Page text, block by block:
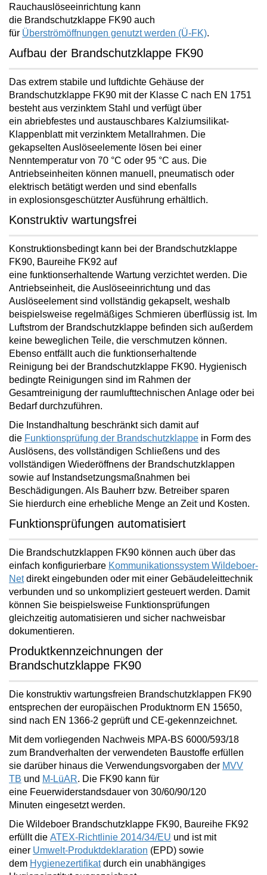
Rauchauslöseeinrichtung kann
die Brandschutzklappe FK90 auch
für Überströmöffnungen genutzt werden (Ü-FK).
Aufbau der Brandschutzklappe FK90
Das extrem stabile und luftdichte Gehäuse der
Brandschutzklappe FK90 mit der Klasse C nach EN 1751
besteht aus verzinktem Stahl und verfügt über
ein abriebfestes und austauschbares Kalziumsilikat-
Klappenblatt mit verzinktem Metallrahmen. Die
gekapselten Auslöseelemente lösen bei einer
Nenntemperatur von 70 °C oder 95 °C aus. Die
Antriebseinheiten können manuell, pneumatisch oder
elektrisch betätigt werden und sind ebenfalls
in explosionsgeschützter Ausführung erhältlich.
Konstruktiv wartungsfrei
Konstruktionsbedingt kann bei der Brandschutzklappe
FK90, Baureihe FK92 auf
eine funktionserhaltende Wartung verzichtet werden. Die
Antriebseinheit, die Auslöseeinrichtung und das
Auslöseelement sind vollständig gekapselt, weshalb
beispielsweise regelmäßiges Schmieren überflüssig ist. Im
Luftstrom der Brandschutzklappe befinden sich außerdem
keine beweglichen Teile, die verschmutzen können.
Ebenso entfällt auch die funktionserhaltende
Reinigung bei der Brandschutzklappe FK90. Hygienisch
bedingte Reinigungen sind im Rahmen der
Gesamtreinigung der raumlufttechnischen Anlage oder bei
Bedarf durchzuführen.
Die Instandhaltung beschränkt sich damit auf
die Funktionsprüfung der Brandschutzklappe in Form des
Auslösens, des vollständigen Schließens und des
vollständigen Wiederöffnens der Brandschutzklappen
sowie auf Instandsetzungsmaßnahmen bei
Beschädigungen. Als Bauherr bzw. Betreiber sparen
Sie hierdurch eine erhebliche Menge an Zeit und Kosten.
Funktionsprüfungen automatisiert
Die Brandschutzklappen FK90 können auch über das
einfach konfigurierbare Kommunikationssystem Wildeboer-
Net direkt eingebunden oder mit einer Gebäudeleittechnik
verbunden und so unkompliziert gesteuert werden. Damit
können Sie beispielsweise Funktionsprüfungen
gleichzeitig automatisieren und sicher nachweisbar
dokumentieren.
Produktkennzeichnungen der
Brandschutzklappe FK90
Die konstruktiv wartungsfreien Brandschutzklappen FK90
entsprechen der europäischen Produktnorm EN 15650,
sind nach EN 1366-2 geprüft und CE-gekennzeichnet.
Mit dem vorliegenden Nachweis MPA-BS 6000/593/18
zum Brandverhalten der verwendeten Baustoffe erfüllen
sie darüber hinaus die Verwendungsvorgaben der MVV
TB und M-LüAR. Die FK90 kann für
eine Feuerwiderstandsdauer von 30/60/90/120
Minuten eingesetzt werden.
Die Wildeboer Brandschutzklappe FK90, Baureihe FK92
erfüllt die ATEX-Richtlinie 2014/34/EU und ist mit
einer Umwelt-Produktdeklaration (EPD) sowie
dem Hygienezertifikat durch ein unabhängiges